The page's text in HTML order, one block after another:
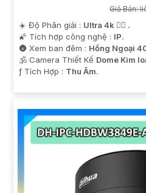
Giá Bán:
☀️ Độ Phân giải : Ultra 4k 👍🏾 .
🌠 Tích hợp công nghệ : IP.
🌚 Xem ban đêm : Hồng Ngoại
🕉️ Camera Thiết Kế Dome Kim
️ƒ Tích Hợp : Thu Âm.